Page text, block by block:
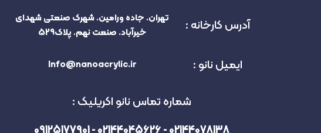
آدرس کارخانه :
تهران. جاده ورامین. شهرک صنعتی شهدای
خیرآباد. صنعت نهم. پلاک529
ایمیل نانو : Info@nanoacrylic.ir
شماره تماس نانو اکریلیک :